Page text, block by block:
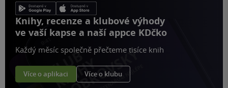
Knihy, recenze a klubové výhody
ve vaší kapse a naší appce KDčko
Každý měsíc společně přečteme tisíce knih
Více o aplikaci Více o klubu